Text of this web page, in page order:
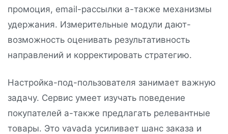
промоция, email-рассылки а-также механизмы
удержания. Измерительные модули дают-
возможность оценивать результативность
направлений и корректировать стратегию.
Настройка-под-пользователя занимает важную
задачу. Сервис умеет изучать поведение
покупателей а-также предлагать релевантные
товары. Это vavada усиливает шанс заказа и